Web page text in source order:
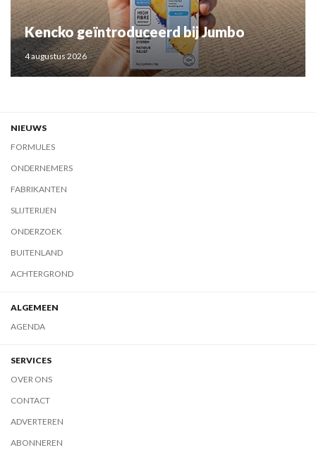
Kencko geïntroduceerd bij Jumbo
4 augustus 2026
NIEUWS
FORMULES
ONDERNEMERS
FABRIKANTEN
SLIJTERIJEN
ONDERZOEK
BUITENLAND
ACHTERGROND
ALGEMEEN
AGENDA
SERVICES
OVER ONS
CONTACT
ADVERTEREN
ABONNEREN